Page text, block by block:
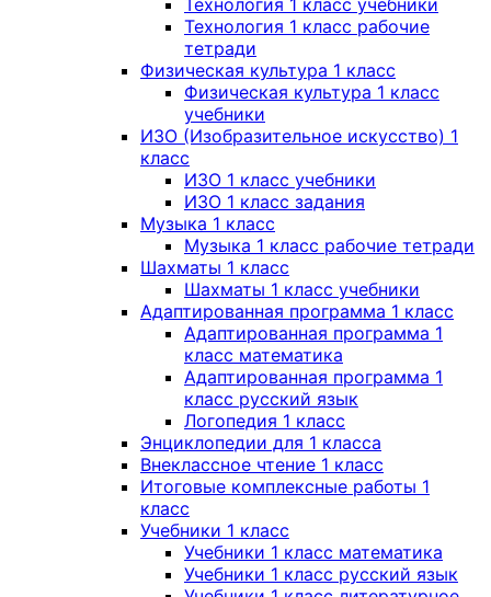
Технология 1 класс учебники
Технология 1 класс рабочие
тетради
Физическая культура 1 класс
Физическая культура 1 класс
учебники
ИЗО (Изобразительное искусство) 1
класс
ИЗО 1 класс учебники
ИЗО 1 класс задания
Музыка 1 класс
Музыка 1 класс рабочие тетради
Шахматы 1 класс
Шахматы 1 класс учебники
Адаптированная программа 1 класс
Адаптированная программа 1
класс математика
Адаптированная программа 1
класс русский язык
Логопедия 1 класс
Энциклопедии для 1 класса
Внеклассное чтение 1 класс
Итоговые комплексные работы 1
класс
Учебники 1 класс
Учебники 1 класс математика
Учебники 1 класс русский язык